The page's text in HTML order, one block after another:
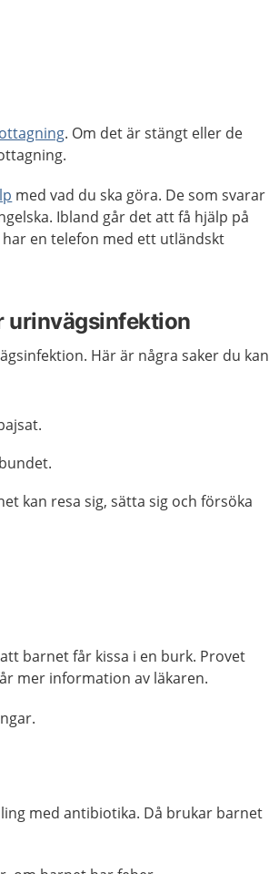
. Om det är stängt eller de
med vad du ska göra. De som svarar
Ibland går det att få hjälp på
har en telefon med ett utländskt
urinvägsinfektion
Här är några saker du kan
kan resa sig, sätta sig och försöka
barnet får kissa i en burk. Provet
mer information av läkaren.
med antibiotika. Då brukar barnet